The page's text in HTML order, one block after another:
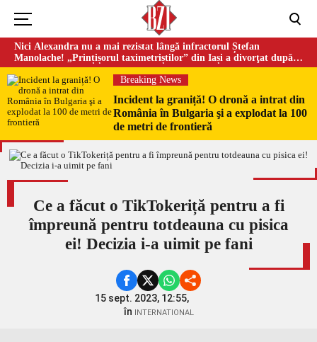
Nici Alexandra nu a mai rezistat lângă infractorul Ștefan
Manolache! „Prințișorul taximetriștilor” din Iași a divorţat după
doi ani de căsnicie
Breaking News
Incident la graniță! O dronă a intrat din
România în Bulgaria şi a explodat la 100
de metri de frontieră
Ce a făcut o TikTokeriță pentru a fi
împreună pentru totdeauna cu pisica
ei! Decizia i-a uimit pe fani
15 sept. 2023, 12:55,
în INTERNATIONAL